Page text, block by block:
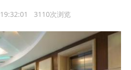
3110次浏览